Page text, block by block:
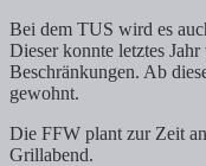
Bei dem TUS wird es
Dieser konnte letztes
Beschränkungen. Ab
gewohnt.
Die FFW plant zur Zeit
Grillabend.